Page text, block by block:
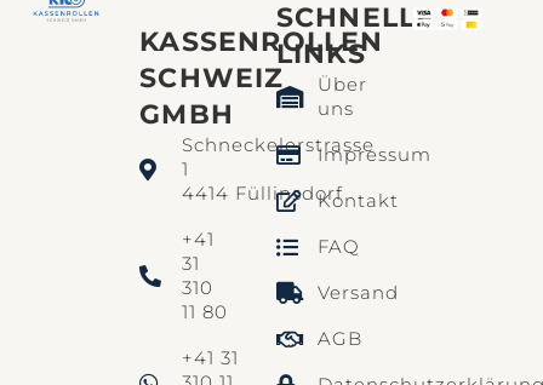
KASSENROLLEN
SCHWEIZ
GMBH
Schneckelerstrasse
1
4414 Füllinsdorf
+41
31
310
11 80
+41 31
SCHNELLE
LINKS​
Über
uns
Impressum
Kontakt
FAQ
Versand
AGB